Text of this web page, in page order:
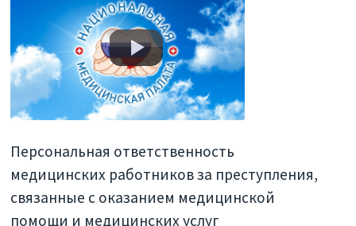
Персональная ответственность
медицинских работников за преступления,
связанные с оказанием медицинской
помощи и медицинских услуг